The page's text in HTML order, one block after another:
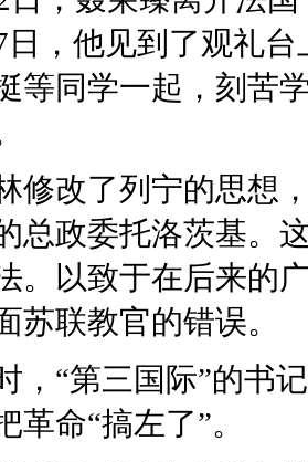
日，他见到了观礼
等同学一起，刻苦
修改了列宁的思想
总政委托洛茨基。
。以致于在后来的
苏联教官的错误。
， “第三国际”的书
革命“搞左了”。